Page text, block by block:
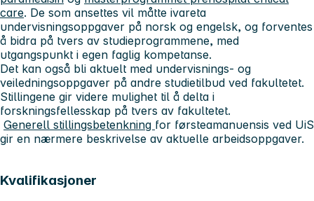
care. De som ansettes vil måtte ivareta
undervisningsoppgaver på norsk og engelsk, og forventes
å bidra på tvers av studieprogrammene, med
utgangspunkt i egen faglig kompetanse.
Det kan også bli aktuelt med undervisnings- og
veiledningsoppgaver på andre studietilbud ved fakultetet.
Stillingene gir videre mulighet til å delta i
forskningsfellesskap på tvers av fakultetet.
Generell stillingsbetenkning for førsteamanuensis ved UiS
gir en nærmere beskrivelse av aktuelle arbeidsoppgaver.
Kvalifikasjoner